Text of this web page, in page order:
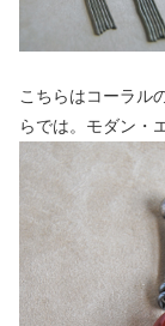
こちらはコーラル
らでは。モダン・